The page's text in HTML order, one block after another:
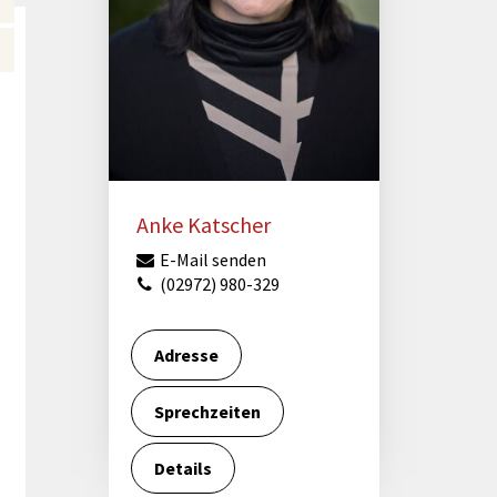
Förderungen von Bund und Land
Wald & Forst
Anke Katscher
E-Mail senden
(02972) 980-329
Adresse
Sprechzeiten
Details